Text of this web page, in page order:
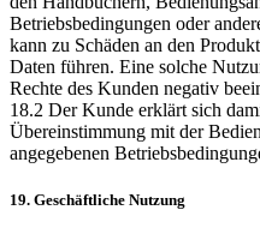
Betriebsbedingungen oder
kann zu Schäden an den
Daten führen. Eine solche
Rechte des Kunden negativ
18.2 Der Kunde erklärt sich
Übereinstimmung mit der
angegebenen
19. Geschäftliche Nutzung